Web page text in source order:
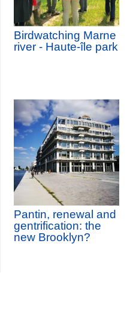
Birdwatching Marne
river - Haute-île park
Pantin, renewal and
gentrification: the
new Brooklyn?